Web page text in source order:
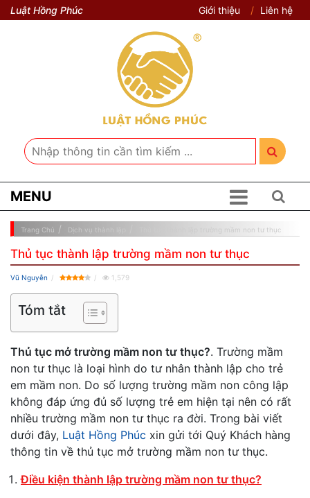
Luật Hồng Phúc Giới thiệu Liên hệ
MENU
Trang Chủ Dịch vụ thành lập Thủ tục thành lập trường mầm non tư thục
Thủ tục thành lập trường mầm non tư thục
Vũ Nguyễn 1,579
Tóm tắt
Thủ tục mở trường mầm non tư thục?. Trường mầm
non tư thục là loại hình do tư nhân thành lập cho trẻ
em mầm non. Do số lượng trường mầm non công lập
không đáp ứng đủ số lượng trẻ em hiện tại nên có rất
nhiều trường mầm non tư thục ra đời. Trong bài viết
dưới đây, Luật Hồng Phúc xin gửi tới Quý Khách hàng
thông tin về thủ tục mở trường mầm non tư thục.
Điều kiện thành lập trường mầm non tư thục?